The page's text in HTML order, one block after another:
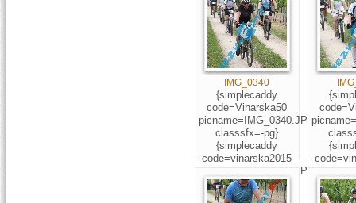
IMG_0340
{simplecaddy
code=Vinarska50
picname=IMG_0340.JPG
classsfx=-pg}
{simplecaddy
code=vinarska2015
picname=IMG_0340.JPG
classsfx=-pg}
1029;254;253